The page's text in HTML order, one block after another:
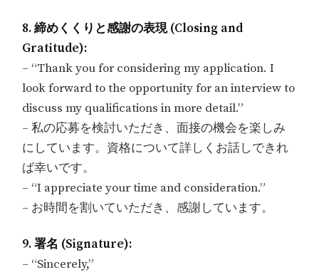
8. 締めくくりと感謝の表現 (Closing and
Gratitude):
– “Thank you for considering my application. I
look forward to the opportunity for an interview to
discuss my qualifications in more detail.”
– 私の応募を検討いただき、面接の機会を楽しみ
にしています。資格について詳しくお話しできれ
ば幸いです。
– “I appreciate your time and consideration.”
– お時間を割いていただき、感謝しています。
9. 署名 (Signature):
– “Sincerely,”